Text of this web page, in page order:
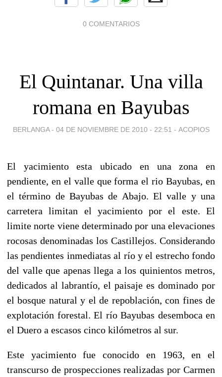
0 COMENTARIOS
El Quintanar. Una villa
romana en Bayubas
BERLANGA - 04 DE NOVIEMBRE DE 2010 - 22:51 - ACOPIOS
El yacimiento esta ubicado en una zona en
pendiente, en el valle que forma el rio Bayubas, en
el término de Bayubas de Abajo. El valle y una
carretera limitan el yacimiento por el este. El
limite norte viene determinado por una elevaciones
rocosas denominadas los Castillejos. Considerando
las pendientes inmediatas al río y el estrecho fondo
del valle que apenas llega a los quinientos metros,
dedicados al labrantío, el paisaje es dominado por
el bosque natural y el de repoblación, con fines de
explotación forestal. El río Bayubas desemboca en
el Duero a escasos cinco kilómetros al sur.
Este yacimiento fue conocido en 1963, en el
transcurso de prospecciones realizadas por Carmen